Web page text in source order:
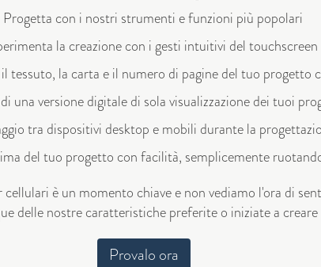
Progetta con i nostri strumenti e funzioni più popolari
la creazione con i gesti intuitivi del touchscreen
il tessuto, la carta e il numero di pagine del tuo progetto
una versione digitale di sola visualizzazione dei tuoi
tra dispositivi desktop e mobili durante la
del tuo progetto con facilità, semplicemente
è un momento chiave e non vediamo l'ora di
delle nostre caratteristiche preferite o iniziate a creare
Provalo ora